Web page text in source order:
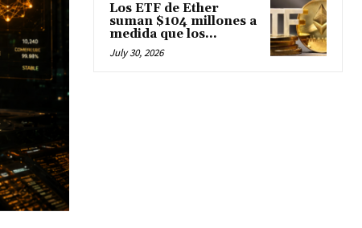
Los ETF de Ether
suman $104 millones a
medida que los...
July 30, 2026